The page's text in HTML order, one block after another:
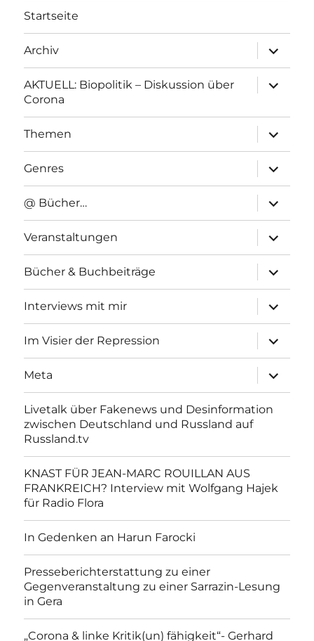
Startseite
Archiv
anzeigen
AKTUELL: Biopolitik – Diskussion über
Corona
anzeigen
Themen
anzeigen
Genres
anzeigen
@ Bücher…
anzeigen
Veranstaltungen
anzeigen
Bücher & Buchbeiträge
anzeigen
Interviews mit mir
anzeigen
Im Visier der Repression
anzeigen
Meta
anzeigen
Livetalk über Fakenews und Desinformation
zwischen Deutschland und Russland auf
Russland.tv
KNAST FÜR JEAN-MARC ROUILLAN AUS
FRANKREICH? Interview mit Wolfgang Hajek
für Radio Flora
In Gedenken an Harun Farocki
Presseberichterstattung zu einer
Gegenveranstaltung zu einer Sarrazin-Lesung
in Gera
„Corona & linke Kritik(un) fähigkeit“- Gerhard